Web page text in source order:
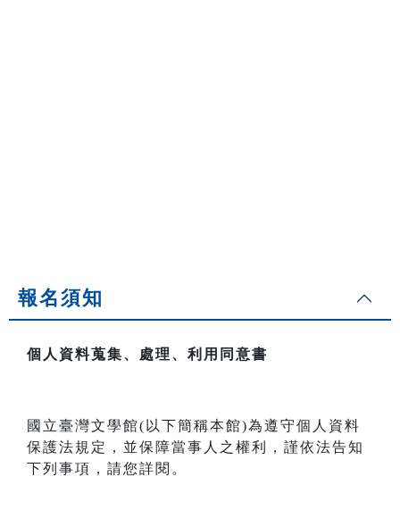
報名須知
個人資料蒐集、處理、利用同意書
國立臺灣文學館(以下簡稱本館)為遵守個人資料
保護法規定，並保障當事人之權利，謹依法告知
下列事項，請您詳閱。